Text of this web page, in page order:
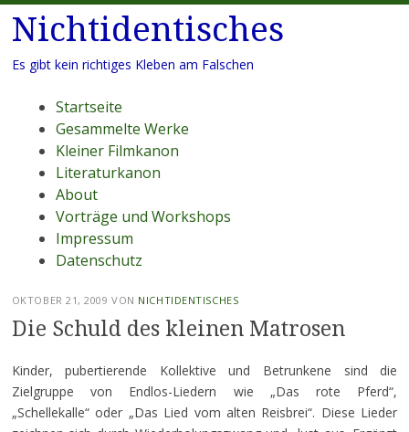
Nichtidentisches
Es gibt kein richtiges Kleben am Falschen
Menü
Zum
Inhalt
springen
Startseite
Gesammelte Werke
Kleiner Filmkanon
Literaturkanon
About
Vorträge und Workshops
Impressum
Datenschutz
OKTOBER 21, 2009 VON NICHTIDENTISCHES
Die Schuld des kleinen Matrosen
Kinder, pubertierende Kollektive und Betrunkene sind die
Zielgruppe von Endlos-Liedern wie „Das rote Pferd“,
„Schellekalle“ oder „Das Lied vom alten Reisbrei“. Diese Lieder